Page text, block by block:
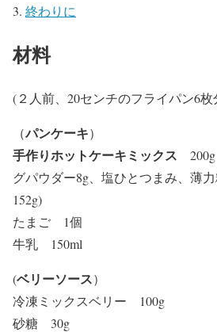
終わりに
材料
(２人前、20センチのフライパン6枚
（パンケーキ）
手作りホットケーキミックス 200g
グパウダー8g、塩ひとつまみ、薄力
152g)
たまご 1個
牛乳 150ml
(ベリーソース）
冷凍ミックスベリー 100g
砂糖 30g